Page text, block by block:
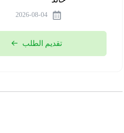
تقديم الطلب